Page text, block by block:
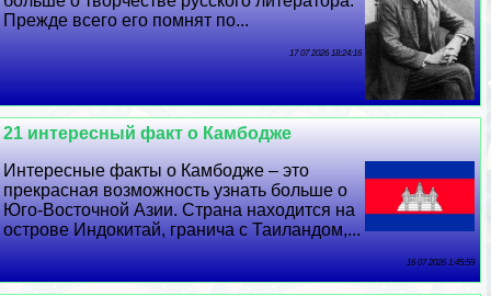
Прежде всего его помнят по...
17 07 2026 18:24:16
21 интересный факт о Камбодже
Интересные факты о Камбодже – это
прекрасная возможность узнать больше о
Юго-Восточной Азии. Страна находится на
острове Индокитай, гранича с Таиландом,...
16 07 2026 1:45:59